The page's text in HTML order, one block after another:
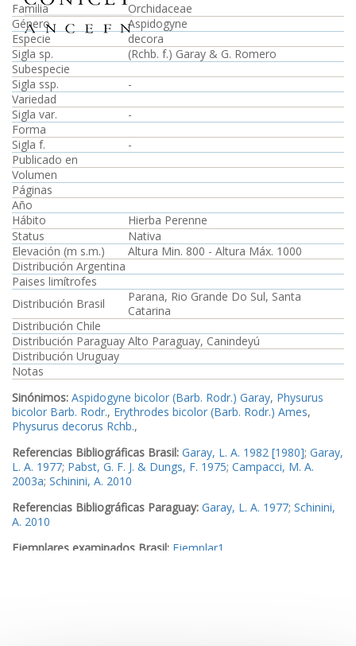
Familia
Orchidaceae
Género
Aspidogyne
Especie
decora
Sigla sp.
(Rchb. f.) Garay & G. Romero
Subespecie
Sigla ssp.
-
Variedad
Sigla var.
-
Forma
Sigla f.
-
Publicado en
Volumen
Páginas
Año
Hábito
Hierba Perenne
Status
Nativa
Elevación (m s.m.)
Altura Min. 800 - Altura Máx. 1000
Distribución Argentina
Paises limítrofes
Distribución Brasil
Parana, Rio Grande Do Sul, Santa
Catarina
Distribución Chile
Distribución Paraguay Alto Paraguay, Canindeyú
Distribución Uruguay
Notas
Sinónimos: Aspidogyne bicolor (Barb. Rodr.) Garay, Physurus
bicolor Barb. Rodr., Erythrodes bicolor (Barb. Rodr.) Ames,
Physurus decorus Rchb.,
Referencias Bibliográficas Brasil: Garay, L. A. 1982 [1980]; Garay,
L. A. 1977; Pabst, G. F. J. & Dungs, F. 1975; Campacci, M. A.
2003a; Schinini, A. 2010
Referencias Bibliográficas Paraguay: Garay, L. A. 1977; Schinini,
A. 2010
Ejemplares examinados Brasil: Ejemplar1